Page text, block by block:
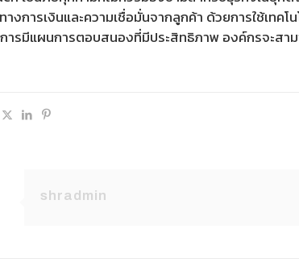
างการเงินและความเชื่อมั่นจากลูกค้า ด้วยการใช้เท
ารมีแผนการตอบสนองที่มีประสิทธิภาพ องค์กรจะสา
shradmin